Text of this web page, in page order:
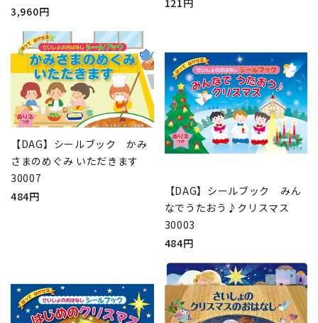
3,960円
121円
【DAG】シールブック かみ
さまのめぐみ いただきます
30007
484円
【DAG】シールブック みん
なでうたおう♪クリスマス
30003
484円